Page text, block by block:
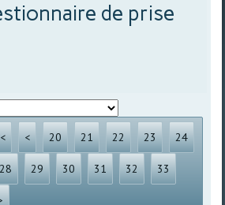
de prise
< 20 21 22 23 24
28 29 30 31 32 33